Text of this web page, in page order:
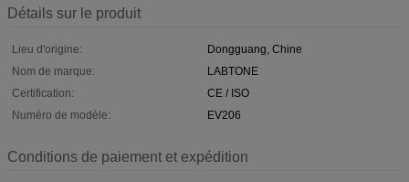
Détails sur le produit
Lieu d'origine:
Dongguang, Chine
Nom de marque:
LABTONE
Certification:
CE / ISO
Numéro de modèle:
EV206
Conditions de paiement et expédition